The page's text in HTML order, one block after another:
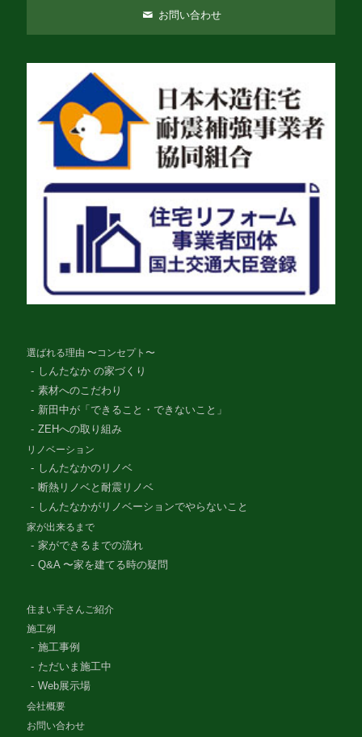
お問い合わせ
選ばれる理由 〜コンセプト〜
しんたなか の家づくり
素材へのこだわり
新田中が「できること・できないこと」
ZEHへの取り組み
リノベーション
しんたなかのリノベ
断熱リノベと耐震リノベ
しんたなかがリノベーションでやらないこと
家が出来るまで
家ができるまでの流れ
Q&A 〜家を建てる時の疑問
住まい手さんご紹介
施工例
施工事例
ただいま施工中
Web展示場
会社概要
お問い合わせ